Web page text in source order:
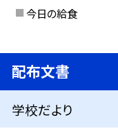
今日の給食
配布文書
学校だより